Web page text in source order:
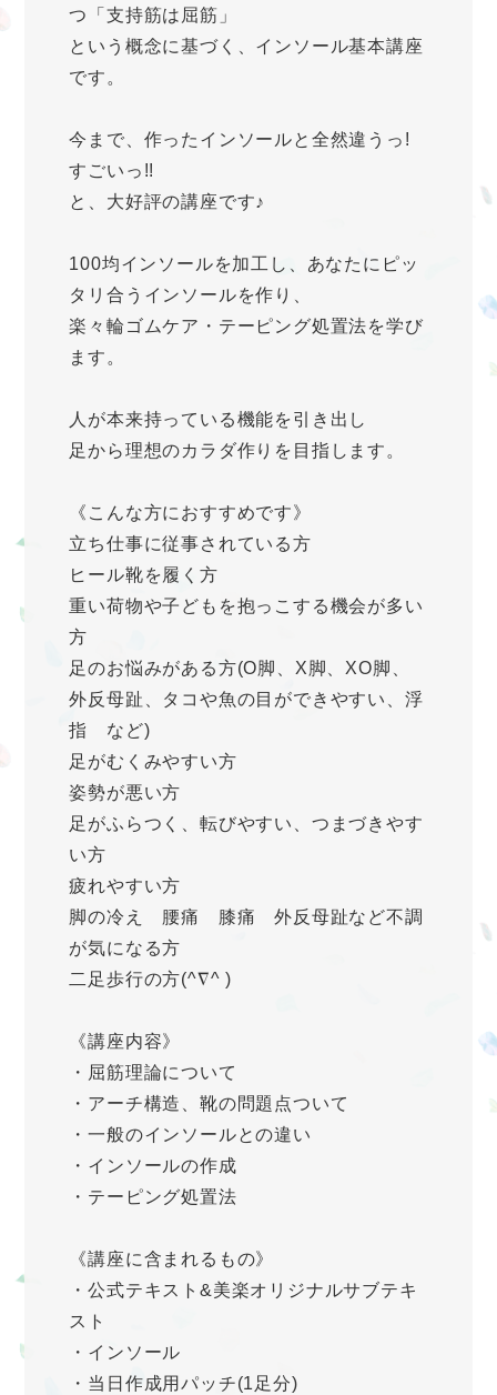
つ「支持筋は屈筋」
という概念に基づく、インソール基本講座
です。
今まで、作ったインソールと全然違うっ!
すごいっ!!
と、大好評の講座です♪
100均インソールを加工し、あなたにピッ
タリ合うインソールを作り、
楽々輪ゴムケア・テーピング処置法を学び
ます。
人が本来持っている機能を引き出し
足から理想のカラダ作りを目指します。
《こんな方におすすめです》
立ち仕事に従事されている方
ヒール靴を履く方
重い荷物や子どもを抱っこする機会が多い
方
足のお悩みがある方(O脚、X脚、XO脚、
外反母趾、タコや魚の目ができやすい、浮
指 など)
足がむくみやすい方
姿勢が悪い方
足がふらつく、転びやすい、つまづきやす
い方
疲れやすい方
脚の冷え 腰痛 膝痛 外反母趾など不調
が気になる方
二足歩行の方(^∇^ )
《講座内容》
・屈筋理論について
・アーチ構造、靴の問題点ついて
・一般のインソールとの違い
・インソールの作成
・テーピング処置法
《講座に含まれるもの》
・公式テキスト&美楽オリジナルサブテキ
スト
・インソール
・当日作成用パッチ(1足分)